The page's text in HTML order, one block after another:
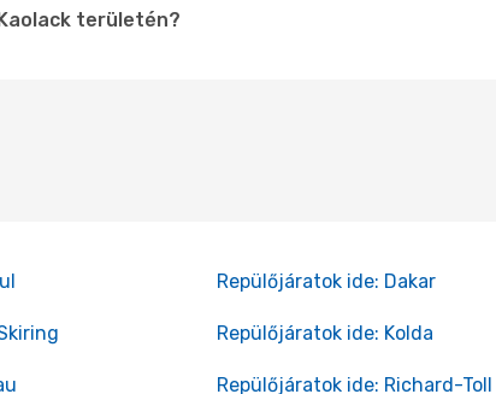
területén?
Repülőjáratok ide: Dakar
Repülőjáratok ide: Kolda
Repülőjáratok ide: Richard-Toll